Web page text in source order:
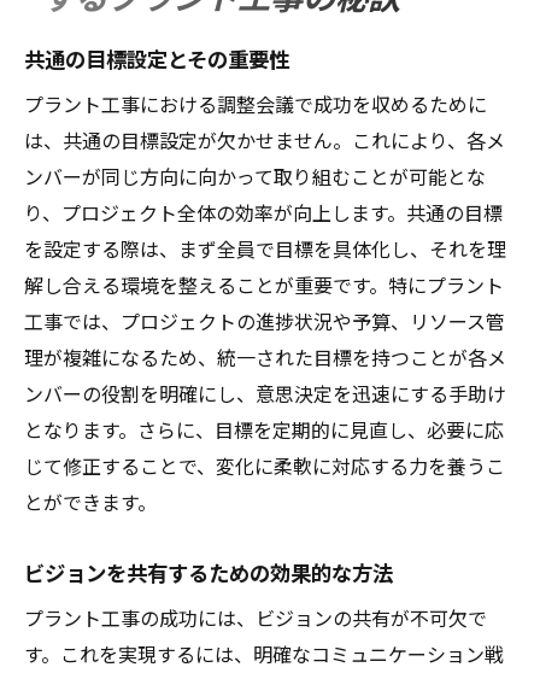
共通の目標設定とその重要性
プラント工事における調整会議で成功を収めるために
は、共通の目標設定が欠かせません。これにより、各メ
ンバーが同じ方向に向かって取り組むことが可能とな
り、プロジェクト全体の効率が向上します。共通の目標
を設定する際は、まず全員で目標を具体化し、それを理
解し合える環境を整えることが重要です。特にプラント
工事では、プロジェクトの進捗状況や予算、リソース管
理が複雑になるため、統一された目標を持つことが各メ
ンバーの役割を明確にし、意思決定を迅速にする手助け
となります。さらに、目標を定期的に見直し、必要に応
じて修正することで、変化に柔軟に対応する力を養うこ
とができます。
ビジョンを共有するための効果的な方法
プラント工事の成功には、ビジョンの共有が不可欠で
す。これを実現するには、明確なコミュニケーション戦